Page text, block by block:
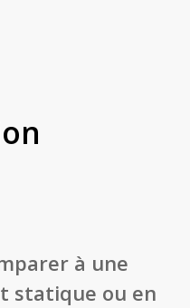
à une
statique ou en